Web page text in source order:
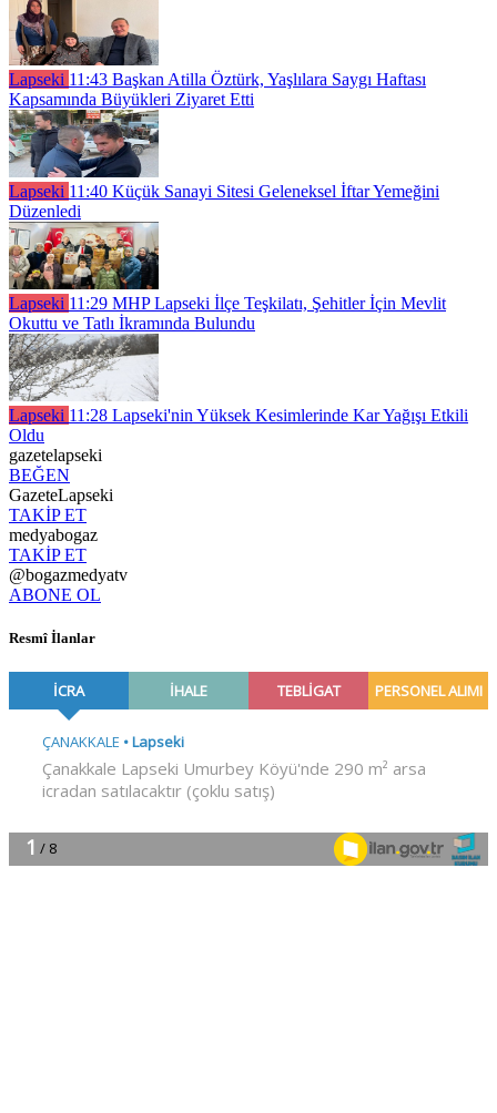
Lapseki 11:43 Başkan Atilla Öztürk, Yaşlılara Saygı Haftası
Kapsamında Büyükleri Ziyaret Etti
Lapseki 11:40 Küçük Sanayi Sitesi Geleneksel İftar Yemeğini
Düzenledi
Lapseki 11:29 MHP Lapseki İlçe Teşkilatı, Şehitler İçin Mevlit
Okuttu ve Tatlı İkramında Bulundu
Lapseki 11:28 Lapseki'nin Yüksek Kesimlerinde Kar Yağışı Etkili
Oldu
gazetelapseki
BEĞEN
GazeteLapseki
TAKİP ET
medyabogaz
TAKİP ET
@bogazmedyatv
ABONE OL
Resmî İlanlar